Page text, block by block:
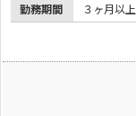
勤務期間
３ヶ月以上